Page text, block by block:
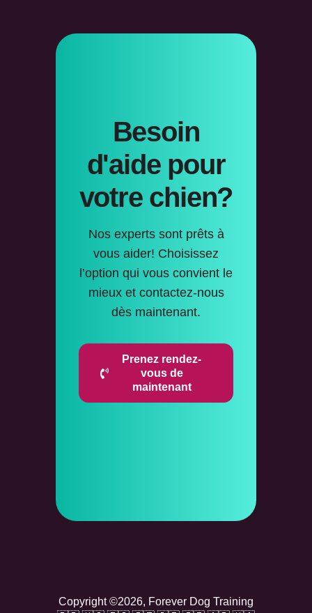
Besoin
d'aide pour
votre chien?
Nos experts sont prêts à
vous aider! Choisissez
l’option qui vous convient le
mieux et contactez-nous
dès maintenant.
Prenez rendez-
vous de
maintenant
Copyright ©2026, Forever Dog Training